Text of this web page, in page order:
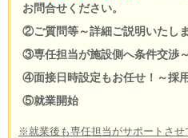
お問合せください。
②ご質問等～詳細ご説明いたし
③専任担当が施設側へ条件交渉
④面接日時設定もお任せ！～採
⑤就業開始
※就業後も専任担当がサポートさ